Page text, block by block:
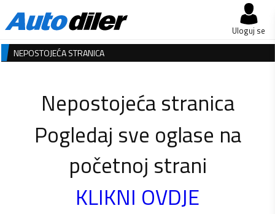
Uloguj se
NEPOSTOJEĆA STRANICA
Nepostojeća stranica
Pogledaj sve oglase na
početnoj strani
KLIKNI OVDJE